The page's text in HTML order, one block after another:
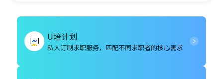
U培计划
私人订制求职服务，匹配不同求职者的核心需求